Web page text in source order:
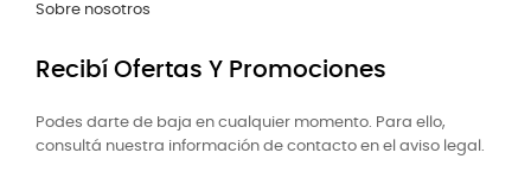
Sobre nosotros
Recibí Ofertas Y Promociones
Podes darte de baja en cualquier momento. Para ello,
consultá nuestra información de contacto en el aviso legal.